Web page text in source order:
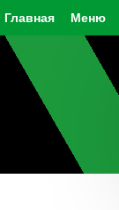
Главная Меню